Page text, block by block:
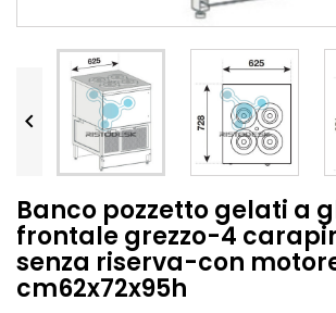

Banco pozzetto gelati a
frontale grezzo-4
senza riserva-con
cm62x72x95h